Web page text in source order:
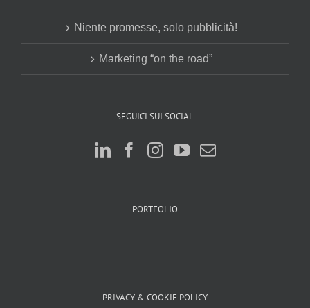
Niente promesse, solo pubblicità!
Marketing “on the road”
SEGUICI SUI SOCIAL
PORTFOLIO
PRIVACY & COOKIE POLICY